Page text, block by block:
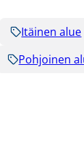
Itäinen alue
Pohjoinen